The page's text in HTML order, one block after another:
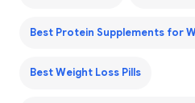
Best Protein Supplements for
Best Weight Loss Pills